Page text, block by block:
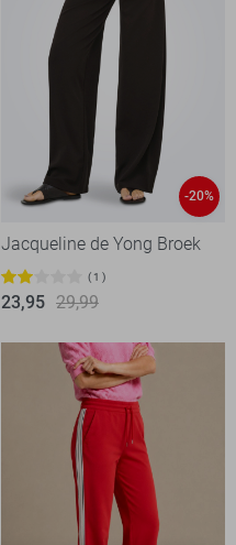
-20%
Jacqueline de Yong Broek
1
23,95 29,99